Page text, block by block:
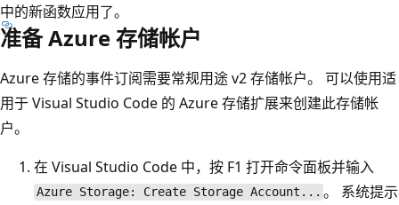
中的新函数应用了。
准备 Azure 存储帐户
Azure 存储的事件订阅需要常规用途 v2 存储帐户。 可以使用适
用于 Visual Studio Code 的 Azure 存储扩展来创建此存储帐
户。
在 Visual Studio Code 中，按 F1 打开命令面板并输入
Azure Storage: Create Storage Account... 。 系统提示